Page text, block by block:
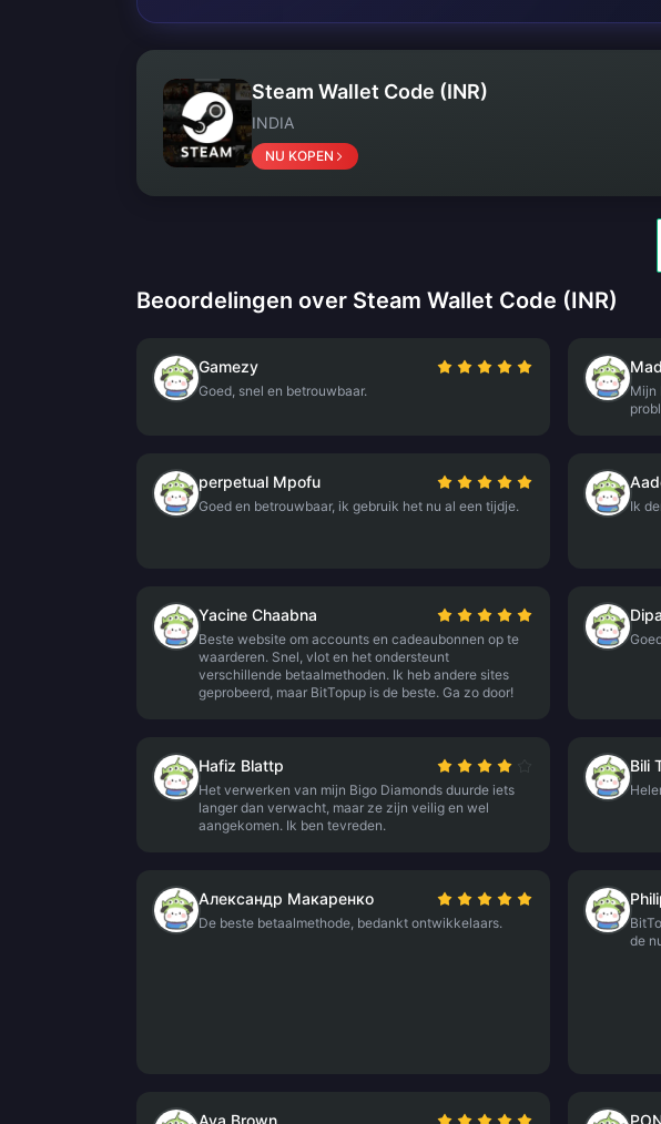
Steam Wallet Code (INR)
INDIA
NU KOPEN
Beoordelingen over Steam Wallet Code (INR)
Gamezy
Goed, snel en betrouwbaar.
Mijn
perpetual Mpofu
Goed en betrouwbaar, ik gebruik het nu al een tijdje. Ik
Yacine Chaabna
Beste website om accounts en cadeaubonnen op te
waarderen. Snel, vlot en het ondersteunt
verschillende betaalmethoden. Ik heb andere sites
geprobeerd, maar BitTopup is de beste. Ga zo door!
Hafiz Blattp
Het verwerken van mijn Bigo Diamonds duurde iets
langer dan verwacht, maar ze zijn veilig en wel
aangekomen. Ik ben tevreden.
Bili
Александр Макаренко
De beste betaalmethode, bedankt ontwikkelaars.
de
Ava Brown